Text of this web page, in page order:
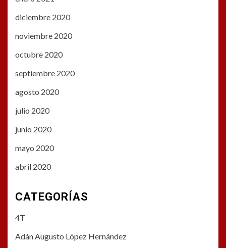
diciembre 2020
noviembre 2020
octubre 2020
septiembre 2020
agosto 2020
julio 2020
junio 2020
mayo 2020
abril 2020
CATEGORÍAS
4T
Adán Augusto López Hernández